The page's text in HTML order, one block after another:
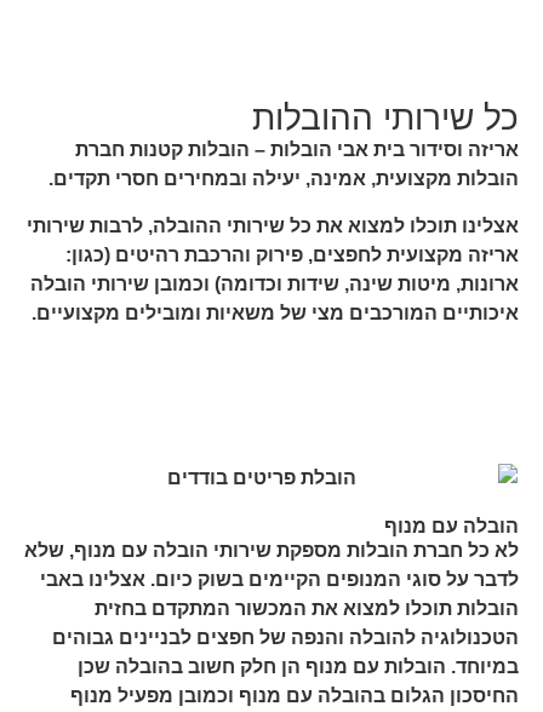
כל שירותי ההובלות
אריזה וסידור בית אבי הובלות – הובלות קטנות חברת
הובלות מקצועית, אמינה, יעילה ובמחירים חסרי תקדים.
אצלינו תוכלו למצוא את כל שירותי ההובלה, לרבות שירותי
אריזה מקצועית לחפצים, פירוק והרכבת רהיטים (כגון:
ארונות, מיטות שינה, שידות וכדומה) וכמובן שירותי הובלה
איכותיים המורכבים מצי של משאיות ומובילים מקצועיים.
הובלה עם מנוף
לא כל חברת הובלות מספקת שירותי הובלה עם מנוף, שלא
לדבר על סוגי המנופים הקיימים בשוק כיום. אצלינו באבי
הובלות תוכלו למצוא את המכשור המתקדם בחזית
הטכנולוגיה להובלה והנפה של חפצים לבניינים גבוהים
במיוחד. הובלות עם מנוף הן חלק חשוב בהובלה שכן
החיסכון הגלום בהובלה עם מנוף וכמובן מפעיל מנוף